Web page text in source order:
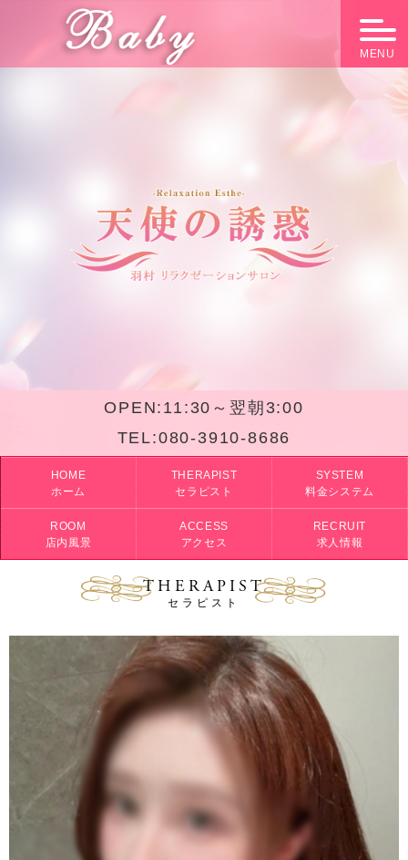
MENU
OPEN: 11:30～翌朝3:00
TEL:080-3910-8686
HOME
ホーム
THERAPIST
セラピスト
SYSTEM
料金システム
ROOM
店内風景
ACCESS
アクセス
RECRUIT
求人情報
THERAPIST
セラピスト